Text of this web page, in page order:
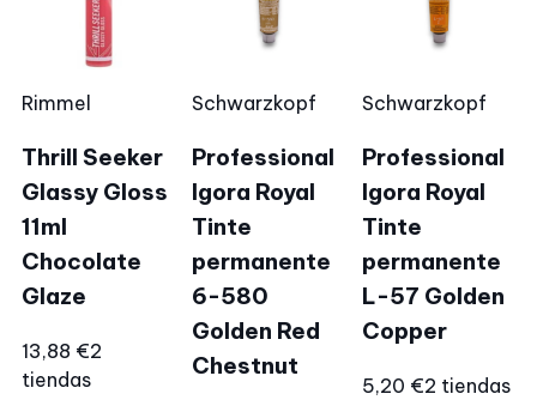
Rimmel
Thrill Seeker
Glassy Gloss
11ml
Chocolate
Glaze
13,88 €2
tiendas
Schwarzkopf
Professional
Igora Royal
Tinte
permanente
6-580
Golden Red
Chestnut
Schwarzkopf
Professional
Igora Royal
Tinte
permanente
L-57 Golden
Copper
5,20 €2 tiendas